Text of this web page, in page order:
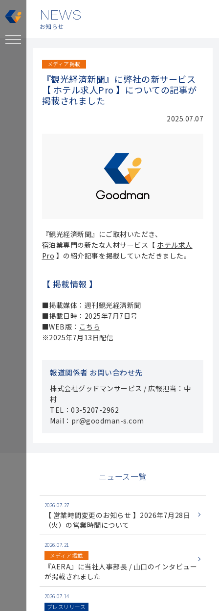
NEWS
お知らせ
メディア掲載
『観光経済新聞』に弊社の新サービス
【 ホテル求人Pro 】についての記事が
掲載されました
2025.07.07
『観光経済新聞』にご取材いただき、
宿泊業専門の新たな人材サービス【 ホテル求人
Pro 】の紹介記事を掲載していただきました。
【 掲載情報 】
■掲載媒体：週刊観光経済新聞
■掲載日時：2025年7月7日号
■WEB版： こちら
※2025年7月13日配信
報道関係者 お問い合わせ先
株式会社グッドマンサービス / 広報担当：中
村
TEL：03-5207-2962
Mail：pr@goodman-s.com
ニュース一覧
2026.07.27
【 営業時間変更のお知らせ 】2026年7月28日
（火）の営業時間について
2026.07.21
メディア掲載
『AERA』に当社人事部長 / 山口のインタビュー
が掲載されました
2026.07.14
プレスリリース